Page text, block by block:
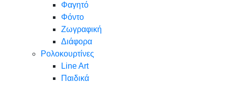
Φαγητό
Φόντο
Ζωγραφική
Διάφορα
Ρολοκουρτίνες
Line Art
Παιδικά